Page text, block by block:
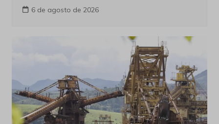
6 de agosto de 2026